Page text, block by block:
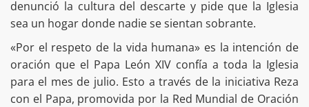
denunció la cultura del descarte y pide que la Iglesia
sea un hogar donde nadie se sientan sobrante.
«Por el respeto de la vida humana» es la intención de
oración que el Papa León XIV confía a toda la Iglesia
para el mes de julio. Esto a través de la iniciativa Reza
con el Papa, promovida por la Red Mundial de Oración